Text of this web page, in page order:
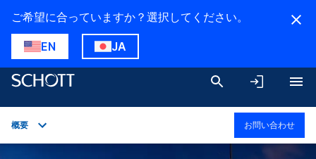
ご希望に合っていますか？選択してください。
EN JA
概要 お問い合わせ